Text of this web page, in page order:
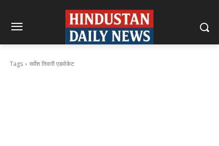
Tags सर्वेश तिवारी एडवोकेट